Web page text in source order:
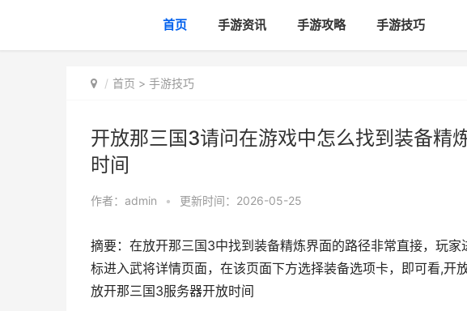
首页 手游资讯 手游攻略 手游技巧
首页 > 手游技巧
开放那三国3请问在游戏中怎么找到装备精
时间
作者： admin • 更新时间：2026-05-25
摘要：在放开那三国3中找到装备精炼界面的路径非常直接，玩
标进入武将详情页面，在该页面下方选择装备选项卡，即可看,开
放开那三国3服务器开放时间